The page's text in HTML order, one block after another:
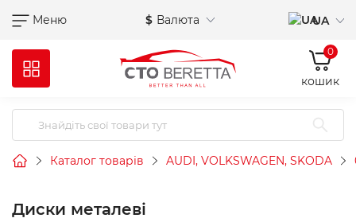
Меню $ Валюта UA
0
кошик
Каталог товарів AUDI, VOLKSWAGEN, SKODA
Диски металеві